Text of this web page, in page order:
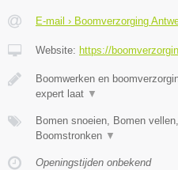
E-mail › Boomverzorging
Website: https://
Boomwerken en
expert laat ▼
Bomen snoeien, Bomen
Boomstronken ▼
Openingstijden onbekend